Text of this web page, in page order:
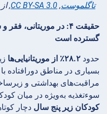
تاگلموست,
CC BY-SA 3.0
,
حقیقت ۴: در
گسترده است
حدود ۲۸.۲٪ از موریتانیایی‌ها
بسیاری در مناطق دورافتاده
مراقبت‌های بهداشتی و
سوءتغذیه به‌ویژه در میان
کودکان زیر پنج سال دچار